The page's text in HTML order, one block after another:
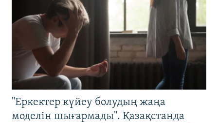
"Еркектер күйеу болудың жаңа
моделін шығармады". Қазақстанда